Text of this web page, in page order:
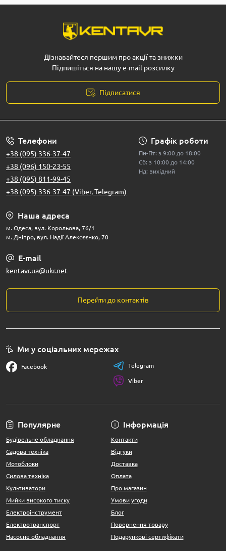
Дізнавайтеся першим про акції та знижки
Підпишіться на нашу e-mail розсилку
Підписатися
Телефони
+38 (095) 336-37-47
+38 (096) 150-23-55
+38 (095) 811-99-45
+38 (095) 336-37-47 (Viber, Telegram)
Графік роботи
Пн-Пт: з 9:00 до 18:00
Сб: з 10:00 до 14:00
Нд: вихідний
Наша адреса
м. Одеса, вул. Корольова, 76/1
м. Дніпро, вул. Надії Алексєєнко, 70
E-mail
kentavr.ua@ukr.net
Перейти до контактів
Популярне
Будівельне обладнання
Садова техніка
Мотоблоки
Силова техніка
Культиватори
Мийки високого тиску
Електроінструмент
Електротранспорт
Насосне обладнання
Інформація
Контакти
Відгуки
Доставка
Оплата
Про магазин
Умови угоди
Блог
Повернення товару
Подарункові сертифікати
Ми у соціальних мережах
Facebook Telegram
Viber